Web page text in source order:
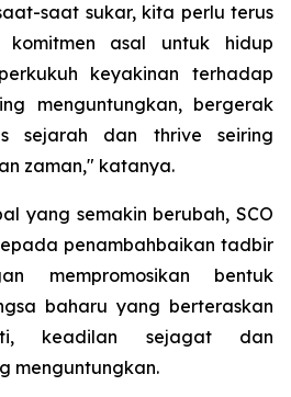
saat sukar, kita perlu terus
komitmen asal untuk hidup
keyakinan terhadap
menguntungkan, bergerak
sejarah dan thrive seiring
zaman," katanya.
yang semakin berubah, SCO
penambahbaikan tadbir
mempromosikan bentuk
baharu yang berteraskan
keadilan sejagat dan
menguntungkan.